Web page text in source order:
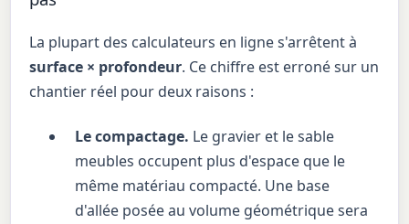
La plupart des calculateurs en ligne s'arrêtent à
surface × profondeur. Ce chiffre est erroné sur un
chantier réel pour deux raisons :
Le compactage. Le gravier et le sable
meubles occupent plus d'espace que le
même matériau compacté. Une base
d'allée posée au volume géométrique sera